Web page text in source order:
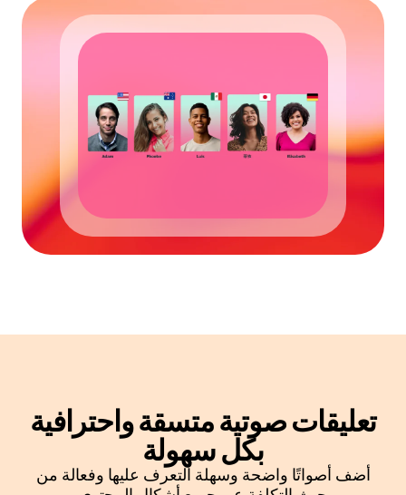
تعليقات صوتية متسقة واحترافية
بكل سهولة
أضف أصواتًا واضحة وسهلة التعرف عليها وفعالة من